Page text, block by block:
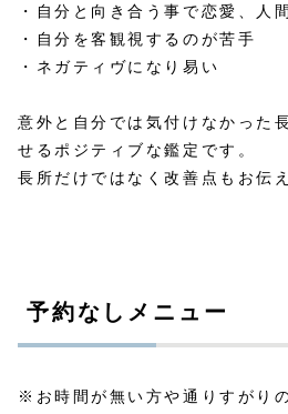
・自分と向き合う事で恋愛、人
・自分を客観視するのが苦手
・ネガティヴになり易い
意外と自分では気付けなかった
せるポジティブな鑑定です。
長所だけではなく改善点もお伝
予約なしメニュー
※お時間が無い方や通りすがり